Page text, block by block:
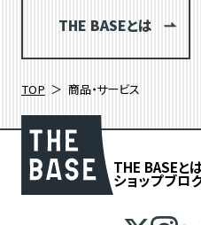
THE BASEとは
TOP 商品・サービス
THE BASEと
ショップブロ